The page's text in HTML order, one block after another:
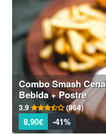
Combo Smash
Bebida + Postre
3.9 (964)
8,90€ -41%